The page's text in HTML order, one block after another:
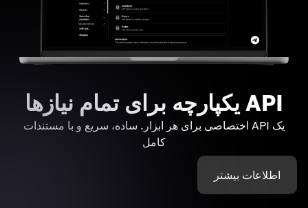
API یکپارچه برای تمام نیازها
یک API اختصاصی برای هر ابزار. ساده، سریع و با مستندات
کامل
اطلاعات بیشتر